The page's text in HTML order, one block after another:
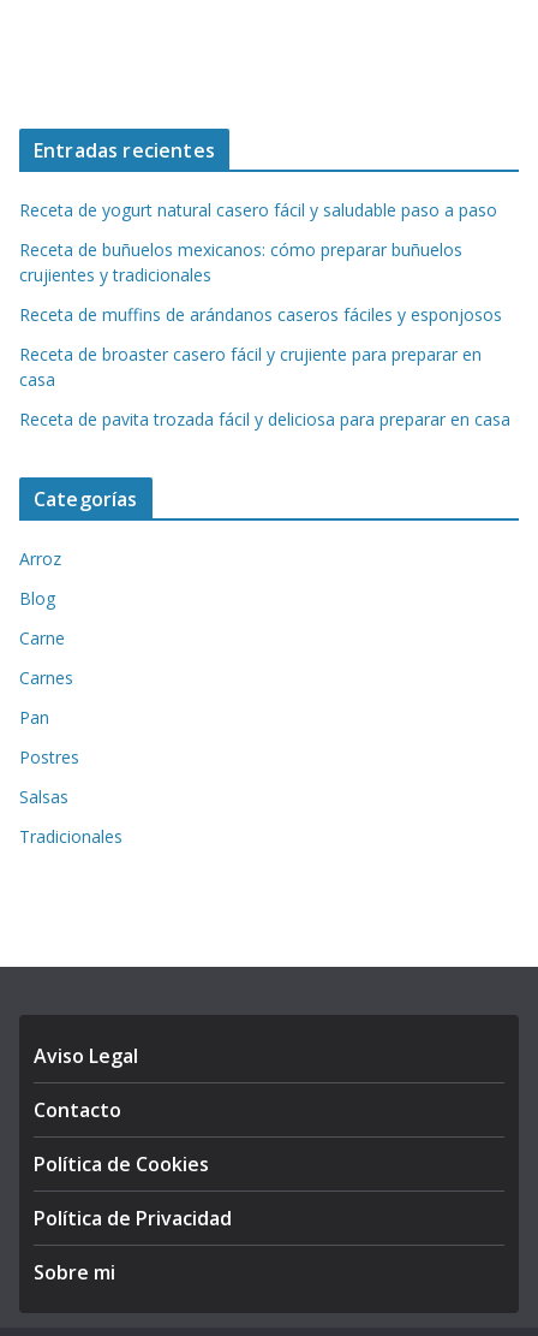
Entradas recientes
Receta de yogurt natural casero fácil y saludable paso a paso
Receta de buñuelos mexicanos: cómo preparar buñuelos
crujientes y tradicionales
Receta de muffins de arándanos caseros fáciles y esponjosos
Receta de broaster casero fácil y crujiente para preparar en
casa
Receta de pavita trozada fácil y deliciosa para preparar en casa
Categorías
Arroz
Blog
Carne
Carnes
Pan
Postres
Salsas
Tradicionales
Aviso Legal
Contacto
Política de Cookies
Política de Privacidad
Sobre mi